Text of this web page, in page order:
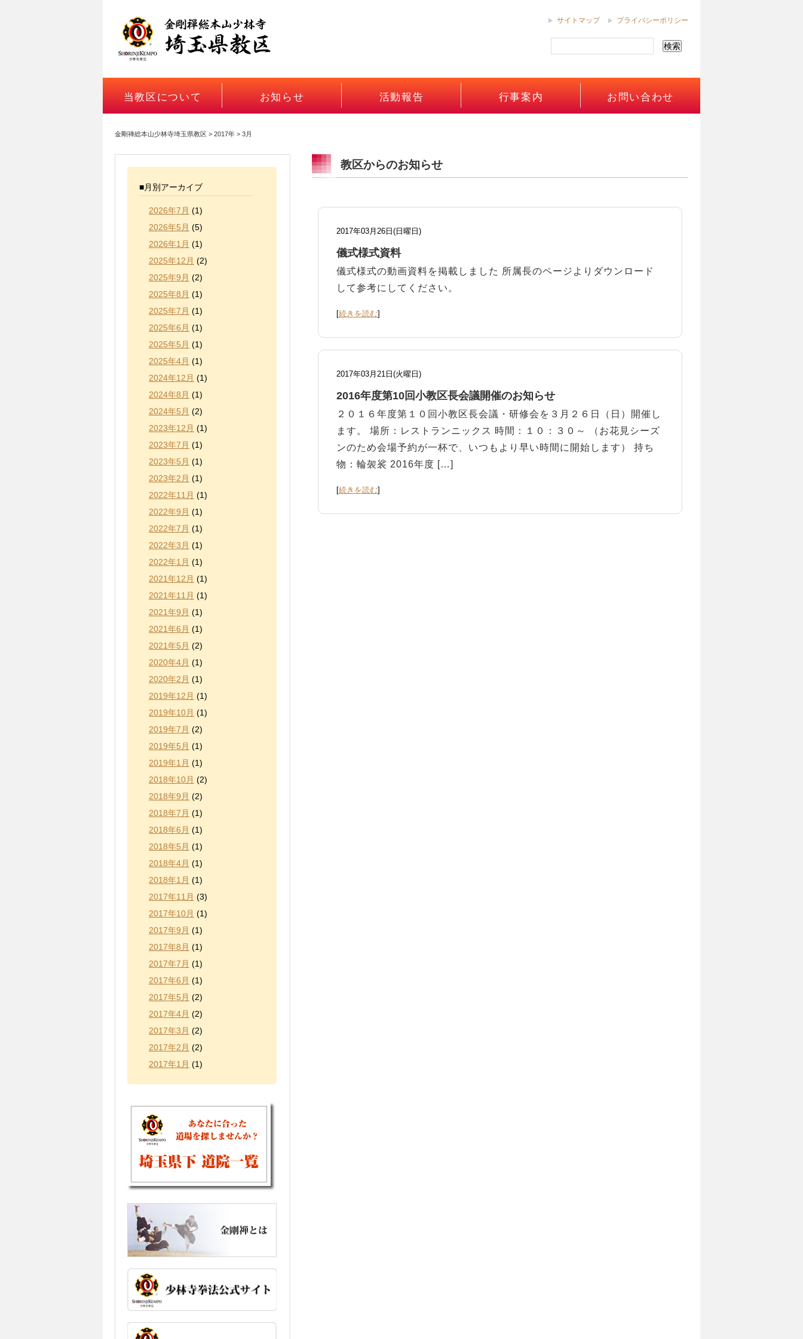
サイトマップ プライバシーポリシー
当教区について お知らせ 活動報告 行事案内 お問い合わせ
金剛禅総本山少林寺埼玉県教区 > 2017年 > 3月
教区からのお知らせ
2017年03月26日(日曜日)
儀式様式資料
儀式様式の動画資料を掲載しました 所属長のページよりダウンロード
して参考にしてください。
[続きを読む]
2017年03月21日(火曜日)
2016年度第10回小教区長会議開催のお知らせ
２０１６年度第１０回小教区長会議・研修会を３月２６日（日）開催し
ます。 場所：レストランニックス 時間：１０：３０～ （お花見シーズ
ンのため会場予約が一杯で、いつもより早い時間に開始します） 持ち
物：輪袈裟 2016年度 […]
[続きを読む]
■月別アーカイブ
2026年7月 (1)
2026年5月 (5)
2026年1月 (1)
2025年12月 (2)
2025年9月 (2)
2025年8月 (1)
2025年7月 (1)
2025年6月 (1)
2025年5月 (1)
2025年4月 (1)
2024年12月 (1)
2024年8月 (1)
2024年5月 (2)
2023年12月 (1)
2023年7月 (1)
2023年5月 (1)
2023年2月 (1)
2022年11月 (1)
2022年9月 (1)
2022年7月 (1)
2022年3月 (1)
2022年1月 (1)
2021年12月 (1)
2021年11月 (1)
2021年9月 (1)
2021年6月 (1)
2021年5月 (2)
2020年4月 (1)
2020年2月 (1)
2019年12月 (1)
2019年10月 (1)
2019年7月 (2)
2019年5月 (1)
2019年1月 (1)
2018年10月 (2)
2018年9月 (2)
2018年7月 (1)
2018年6月 (1)
2018年5月 (1)
2018年4月 (1)
2018年1月 (1)
2017年11月 (3)
2017年10月 (1)
2017年9月 (1)
2017年8月 (1)
2017年7月 (1)
2017年6月 (1)
2017年5月 (2)
2017年4月 (2)
2017年3月 (2)
2017年2月 (2)
2017年1月 (1)